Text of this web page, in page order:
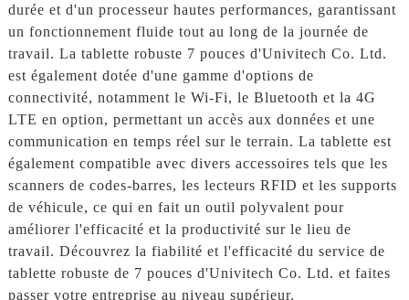
durée et d'un processeur hautes performances, garantissant
un fonctionnement fluide tout au long de la journée de
travail. La tablette robuste 7 pouces d'Univitech Co. Ltd.
est également dotée d'une gamme d'options de
connectivité, notamment le Wi-Fi, le Bluetooth et la 4G
LTE en option, permettant un accès aux données et une
communication en temps réel sur le terrain. La tablette est
également compatible avec divers accessoires tels que les
scanners de codes-barres, les lecteurs RFID et les supports
de véhicule, ce qui en fait un outil polyvalent pour
améliorer l'efficacité et la productivité sur le lieu de
travail. Découvrez la fiabilité et l'efficacité du service de
tablette robuste de 7 pouces d'Univitech Co. Ltd. et faites
passer votre entreprise au niveau supérieur.